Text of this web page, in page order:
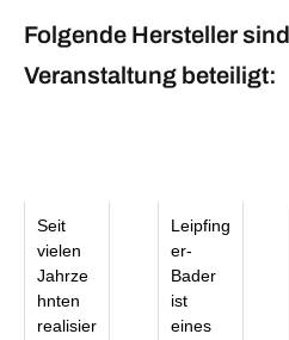
Folgende Hersteller
Veranstaltung beteiligt:
Seit
vielen
Jahrze
hnten
realisier
Leipfing
er-
Bader
ist
eines